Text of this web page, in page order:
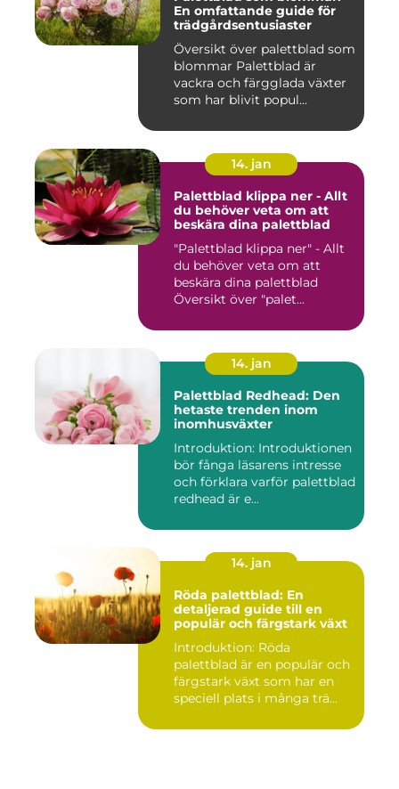
En omfattande guide för
trädgårdsentusiaster
Översikt över palettblad som
blommar Palettblad är
vackra och färgglada växter
som har blivit popul...
14. jan
Palettblad klippa ner - Allt
du behöver veta om att
beskära dina palettblad
"Palettblad klippa ner" - Allt
du behöver veta om att
beskära dina palettblad
Översikt över "palet...
14. jan
Palettblad Redhead: Den
hetaste trenden inom
inomhusväxter
Introduktion: Introduktionen
bör fånga läsarens intresse
och förklara varför palettblad
redhead är e...
14. jan
Röda palettblad: En
detaljerad guide till en
populär och färgstark växt
Introduktion: Röda
palettblad är en populär och
färgstark växt som har en
speciell plats i många trä...